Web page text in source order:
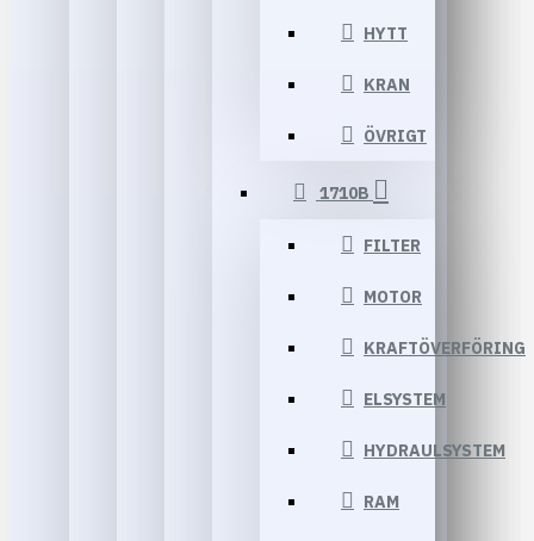
HYTT
KRAN
ÖVRIGT
1710B
FILTER
MOTOR
KRAFTÖVERFÖRING
ELSYSTEM
HYDRAULSYSTEM
RAM